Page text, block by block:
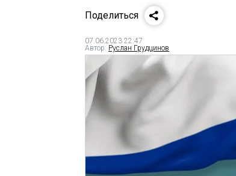
Поделиться
07.06.2023 22:47
Автор: Руслан Грудцинов